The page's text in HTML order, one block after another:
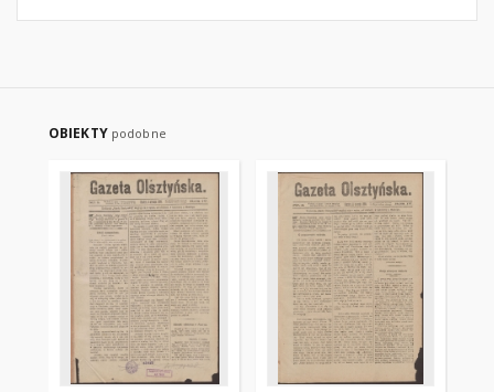
OBIEKTY podobne